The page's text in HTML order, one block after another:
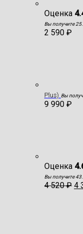
Оценка
Вы получите
2 590 ₽
Plus) Вы
9 990 ₽
Оценка
Вы получите
4 520₽ 4